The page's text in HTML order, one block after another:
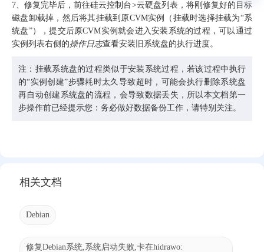
7、修复完毕后，前往硅云控制台>云硬盘列表，将刚修复好的目标
磁盘卸载掉，然后将其挂载到原CVM实例（挂载时选择挂载为“系
统盘”），提交后原CVM实例就会进入安装系统的过程，可以通过
实例列表右侧的操作日志查看安装旧系统盘的执行进度。
注：挂载系统盘的过程类似于安装系统过程，若该过程中执行
的“实例创建”步骤耗时太久导致超时，可能会执行删除系统盘
再自动创建系统盘的流程，会导致数据丢失，所以本文档第一
步操作前已经提示您：务必做好数据备份工作，请特别关注。
相关文档
Debian
修复Debian系统,系统启动失败,卡在hidrawo: